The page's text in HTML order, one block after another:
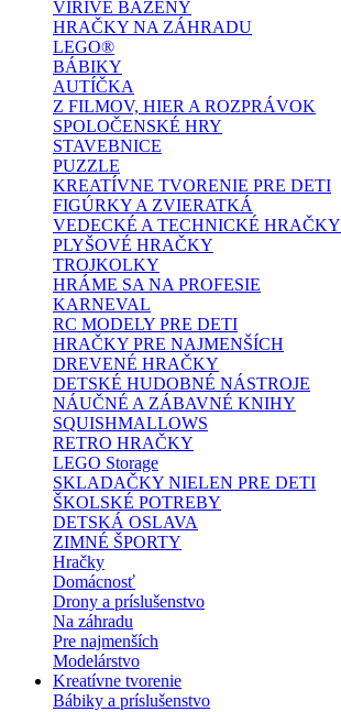
VÍRIVÉ BAZÉNY
HRAČKY NA ZÁHRADU
LEGO®
BÁBIKY
AUTÍČKA
Z FILMOV, HIER A ROZPRÁVOK
SPOLOČENSKÉ HRY
STAVEBNICE
PUZZLE
KREATÍVNE TVORENIE PRE DETI
FIGÚRKY A ZVIERATKÁ
VEDECKÉ A TECHNICKÉ HRAČKY
PLYŠOVÉ HRAČKY
TROJKOLKY
HRÁME SA NA PROFESIE
KARNEVAL
RC MODELY PRE DETI
HRAČKY PRE NAJMENŠÍCH
DREVENÉ HRAČKY
DETSKÉ HUDOBNÉ NÁSTROJE
NÁUČNÉ A ZÁBAVNÉ KNIHY
SQUISHMALLOWS
RETRO HRAČKY
LEGO Storage
SKLADAČKY NIELEN PRE DETI
ŠKOLSKÉ POTREBY
DETSKÁ OSLAVA
ZIMNÉ ŠPORTY
Hračky
Domácnosť
Drony a príslušenstvo
Na záhradu
Pre najmenších
Modelárstvo
Kreatívne tvorenie
Bábiky a príslušenstvo